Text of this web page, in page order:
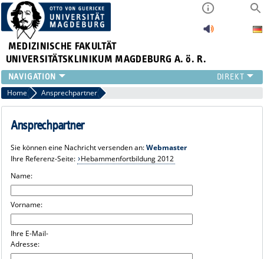
MEDIZINISCHE FAKULTÄT
UNIVERSITÄTSKLINIKUM MAGDEBURG A. ö. R.
INSTITUTE
KLINIKEN
ZENTRALE EINRICHTUNGEN
PRESSE
INTERNATIONAL
INTRANET
Home Ansprechpartner
Ansprechpartner
Sie können eine Nachricht versenden an:Webmaster
Ihre Referenz-Seite: Hebammenfortbildung 2012
Name:
Vorname:
Ihre E-Mail-
Adresse: